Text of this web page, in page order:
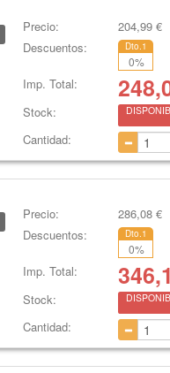
Precio: 204,99 €
Descuentos:
Dto.1
0%
Imp. Total:
Stock:
Cantidad:
Precio: 286,08 €
Descuentos:
Dto.1
0%
Imp. Total:
Stock:
Cantidad: